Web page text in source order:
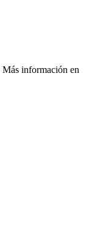
Más información en